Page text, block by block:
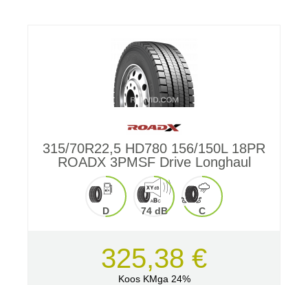
315/70R22,5 HD780 156/150L 18PR
ROADX 3PMSF Drive Longhaul
D 74 dB C
325,38 €
Koos KMga 24%